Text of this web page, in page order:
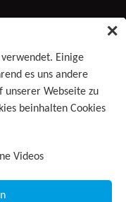
✕
Einige
es uns andere
Webseite zu
beinhalten Cookies
Videos